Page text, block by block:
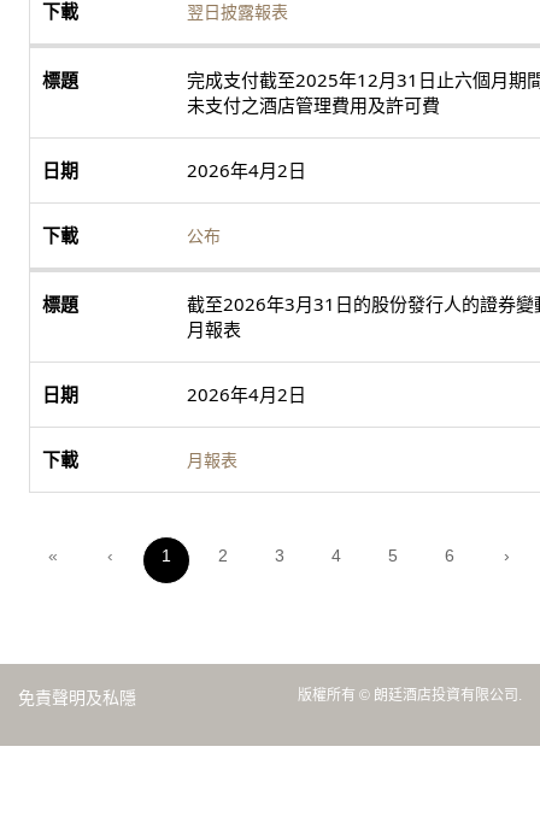
翌日披露報表
完成支付截至2025年12月31日止六個月期
未支付之酒店管理費用及許可費
2026年4月2日
公布
截至2026年3月31日的股份發行人的證券變
月報表
2026年4月2日
月報表
« ‹ 1 2 3 4 5 6 ›
免責聲明及私隱 版權所有 © 朗廷酒店投資有限公司.